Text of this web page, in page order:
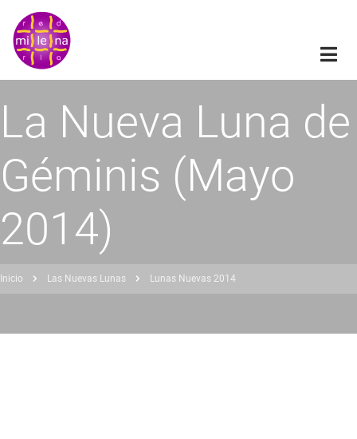
Pasar
contenido
principal
La Nueva Luna de
Géminis (Mayo
2014)
Inicio Las Nuevas Lunas Lunas Nuevas 2014